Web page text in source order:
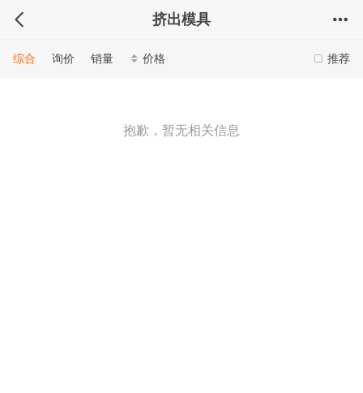
挤出模具
推荐
综合 询价 销量 价格
抱歉，暂无相关信息